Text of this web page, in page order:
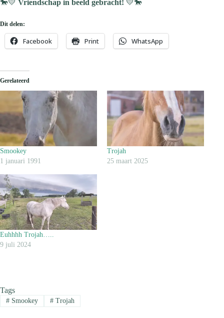
🐎💛 Vriendschap in beeld gebracht! 💛🐎
Dit delen:
Facebook Print WhatsApp
Gerelateerd
Smookey
1 januari 1991
Trojah
25 maart 2025
Euhhhh Trojah…..
9 juli 2024
Tags
#Smookey #Trojah